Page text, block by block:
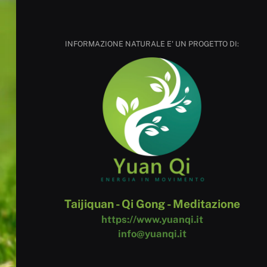
INFORMAZIONE NATURALE E' UN PROGETTO DI:
Taijiquan - Qi Gong - Meditazione
https://www.yuanqi.it
info@yuanqi.it